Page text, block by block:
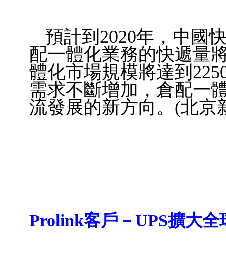
預計到2020年，中國
配一體化業務的快遞量
體化市場規模將達到
需求不斷增加，倉配一
流發展的新方向。(北京
Prolink客戶－UPS擴大全